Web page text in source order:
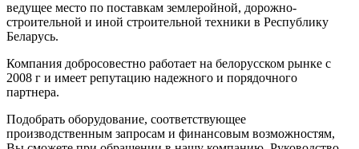
ведущее место по поставкам землеройной, дорожно-
строительной и иной строительной техники в Республику
Беларусь.
Компания добросовестно работает на белорусском рынке c
2008 г и имеет репутацию надежного и порядочного
партнера.
Подобрать оборудование, соответствующее
производственным запросам и финансовым возможностям,